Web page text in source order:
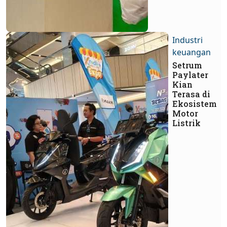
Industri
keuangan
Setrum
Paylater
Kian
Terasa di
Ekosistem
Motor
Listrik